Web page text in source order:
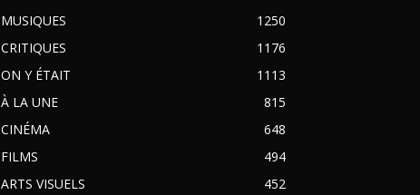
MUSIQUES
1250
CRITIQUES
1176
ON Y ÉTAIT
1113
À LA UNE
815
CINÉMA
648
FILMS
494
ARTS VISUELS
452